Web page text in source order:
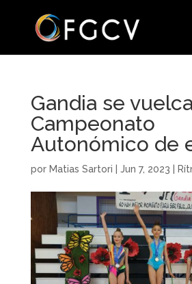
Gandia se
Campeonato
Autonómico de
por Matias Sartori Jun 7, 2023